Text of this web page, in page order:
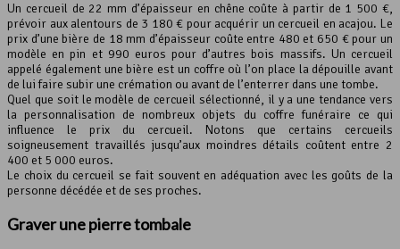
Un cercueil de 22 mm d’épaisseur en chêne coûte à partir de 1 500 €,
prévoir aux alentours de 3 180 € pour acquérir un cercueil en acajou. Le
prix d’une bière de 18 mm d’épaisseur coûte entre 480 et 650 € pour un
modèle en pin et 990 euros pour d’autres bois massifs. Un cercueil
appelé également une bière est un coffre où l’on place la dépouille avant
de lui faire subir une crémation ou avant de l’enterrer dans une tombe.
Quel que soit le modèle de cercueil sélectionné, il y a une tendance vers
la personnalisation de nombreux objets du coffre funéraire ce qui
influence le prix du cercueil. Notons que certains cercueils
soigneusement travaillés jusqu’aux moindres détails coûtent entre 2
400 et 5 000 euros.
Le choix du cercueil se fait souvent en adéquation avec les goûts de la
personne décédée et de ses proches.
Graver unepierre tombale